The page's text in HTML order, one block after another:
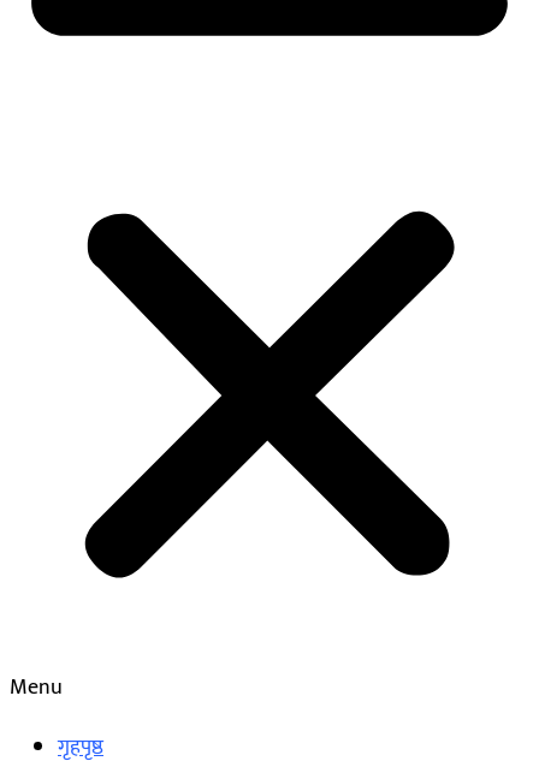
Menu
गृहपृष्ठ